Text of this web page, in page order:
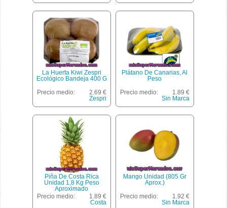
La Huerta Kiwi Zespri
Ecológico Bandeja 400 G
Precio medio:
2.69 €
Zespri
Plátano De Canarias, Al
Peso
Precio medio:
1.89 €
Sin Marca
Piña De Costa Rica
Unidad 1,8 Kg Peso
Aproximado
Precio medio:
1.89 €
Costa
Mango Unidad (805 Gr
Aprox.)
Precio medio:
1.92 €
Sin Marca